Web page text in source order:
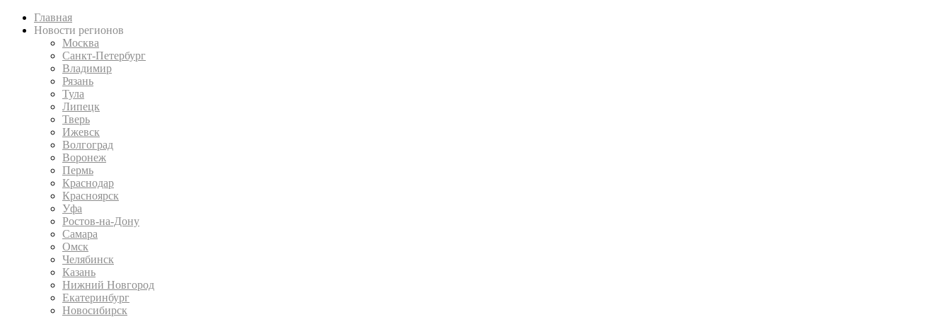
Главная
Новости регионов
Москва
Санкт-Петербург
Владимир
Рязань
Тула
Липецк
Тверь
Ижевск
Волгоград
Воронеж
Пермь
Краснодар
Красноярск
Уфа
Ростов-на-Дону
Самара
Омск
Челябинск
Казань
Нижний Новгород
Екатеринбург
Новосибирск